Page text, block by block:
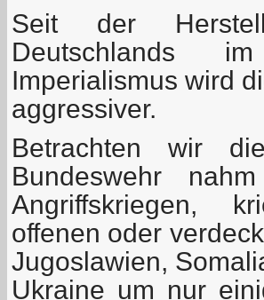
Seit der
Deutschlands
Imperialismus wird
aggressiver.
Betrachten wir
Bundeswehr
Angriffskriegen,
offenen oder
Jugoslawien,
Ukraine um nur